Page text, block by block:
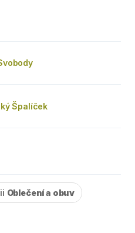
Špalíček
Oblečení a obuv